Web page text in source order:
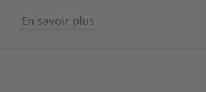
En savoir plus